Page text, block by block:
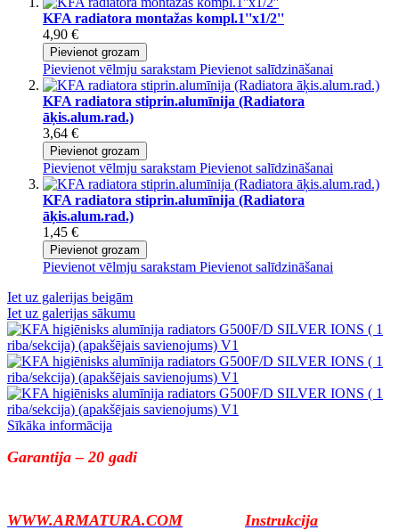
KFA radiatora montažas kompl.1''x1/2''
4,90 €
Pievienot grozam
Pievienot vēlmju sarakstam Pievienot salīdzināšanai
KFA radiatora stiprin.alumīnija (Radiatora
āķis.alum.rad.)
3,64 €
Pievienot grozam
Pievienot vēlmju sarakstam Pievienot salīdzināšanai
KFA radiatora stiprin.alumīnija (Radiatora
āķis.alum.rad.)
1,45 €
Pievienot grozam
Pievienot vēlmju sarakstam Pievienot salīdzināšanai
Iet uz galerijas beigām
Iet uz galerijas sākumu
Sīkāka informācija
Garantija – 20 gadi
WWW.ARMATURA.COM
Instrukcija